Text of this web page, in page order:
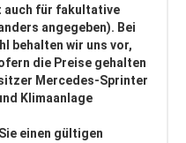
auch für fakultative
angegeben). Bei
behalten wir uns vor,
die Preise gehalten
Mercedes-Sprinter
Klimaanlage
einen gültigen